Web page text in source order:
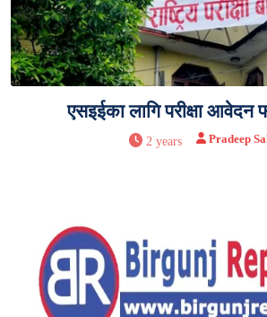
एसइईका लागि परीक्षा आवेदन
2 years Pradeep